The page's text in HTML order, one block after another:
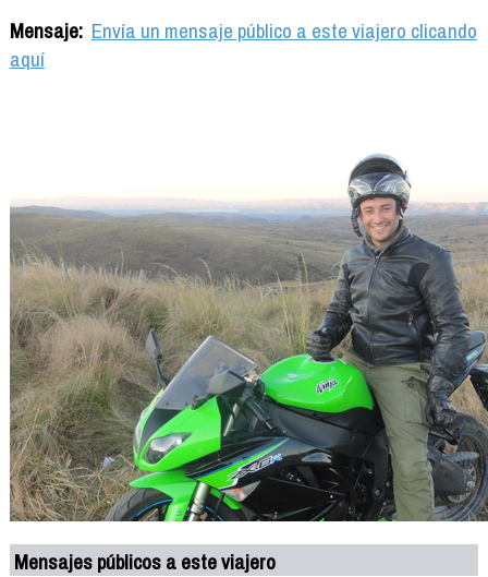
Mensaje: Envía un mensaje público a este viajero clicando
aquí
Mensajes públicos a este viajero